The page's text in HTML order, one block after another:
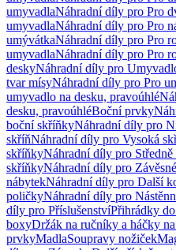
umyvadlaNáhradní díly pro Pro
umyvadlaNáhradní díly pro Pro
umývátkaNáhradní díly pro Pro
umyvadlaNáhradní díly pro Pro
deskyNáhradní díly pro
tvar mísyNáhradní díly pro Pro
umyvadlo na desku, pravoúhlé
desku, pravoúhléBoční prvky
boční skříňkyNáhradní díly pro
skříňNáhradní díly pro Vysoká
skříňkyNáhradní díly pro
skříňkyNáhradní díly pro
nábytekNáhradní díly pro Další
poličkyNáhradní díly pro
díly pro PříslušenstvíPřihrádky
boxyDržák na ručníky a háčky
prvkyMadlaSoupravy nožiček